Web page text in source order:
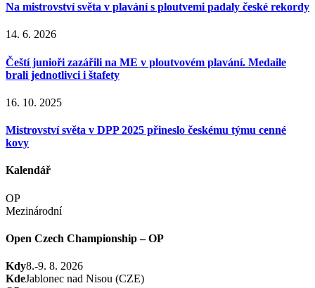
Na mistrovství světa v plavání s ploutvemi padaly české rekordy
14. 6. 2026
Čeští junioři zazářili na ME v ploutvovém plavání. Medaile
brali jednotlivci i štafety
16. 10. 2025
Mistrovství světa v DPP 2025 přineslo českému týmu cenné
kovy
Kalendář
OP
Mezinárodní
Open Czech Championship – OP
Kdy8.-9. 8. 2026
KdeJablonec nad Nisou (CZE)